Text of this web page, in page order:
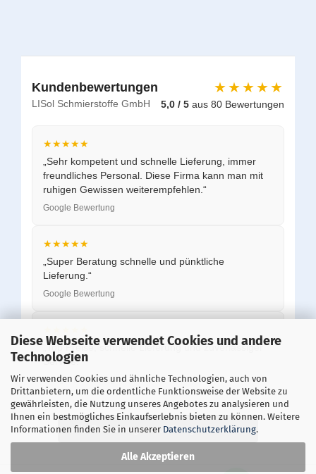
Diese Webseite verwendet Cookies und andere
Technologien
Wir verwenden Cookies und ähnliche Technologien, auch von
Drittanbietern, um die ordentliche Funktionsweise der Website zu
gewährleisten, die Nutzung unseres Angebotes zu analysieren und
Ihnen ein bestmögliches Einkaufserlebnis bieten zu können. Weitere
Informationen finden Sie in unserer Datenschutzerklärung.
Alle Akzeptieren
Kundenbewertungen
LISol Schmierstoffe GmbH
★★★★★
5,0 / 5 aus 80 Bewertungen
★★★★★
„Sehr kompetent und schnelle Lieferung, immer
freundliches Personal. Diese Firma kann man mit
ruhigen Gewissen weiterempfehlen.“
Google Bewertung
★★★★★
„Super Beratung schnelle und pünktliche
Lieferung.“
Google Bewertung
„Top Preise, schnelle Lieferung und zuverlässiger
Service.“
Google Bewertung
Alle Bewertungen auf Google ansehen